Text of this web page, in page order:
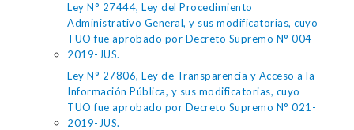
Ley N° 27444, Ley del Procedimiento
Administrativo General, y sus modificatorias, cuyo
TUO fue aprobado por Decreto Supremo N° 004-
2019-JUS.
Ley N° 27806, Ley de Transparencia y Acceso a la
Información Pública, y sus modificatorias, cuyo
TUO fue aprobado por Decreto Supremo N° 021-
2019-JUS.